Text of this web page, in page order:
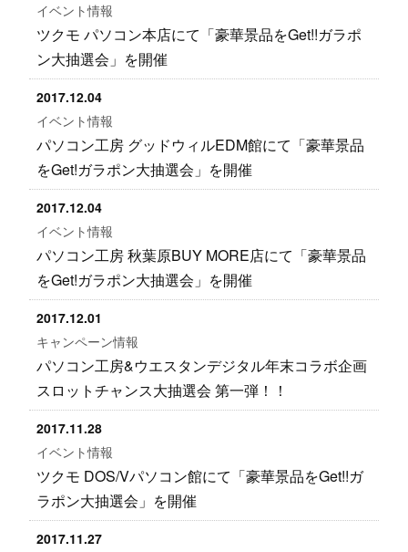
イベント情報
ツクモ パソコン本店にて「豪華景品をGet!!ガラポ
ン大抽選会」を開催
2017.12.04
イベント情報
パソコン工房 グッドウィルEDM館にて「豪華景品
をGet!ガラポン大抽選会」を開催
2017.12.04
イベント情報
パソコン工房 秋葉原BUY MORE店にて「豪華景品
をGet!ガラポン大抽選会」を開催
2017.12.01
キャンペーン情報
パソコン工房&ウエスタンデジタル年末コラボ企画
スロットチャンス大抽選会 第一弾！！
2017.11.28
イベント情報
ツクモ DOS/Vパソコン館にて「豪華景品をGet!!ガ
ラポン大抽選会」を開催
2017.11.27